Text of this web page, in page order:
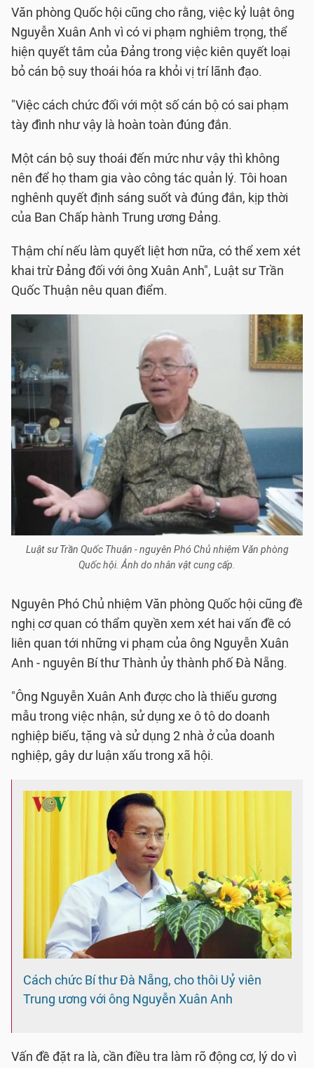
Văn phòng Quốc hội cũng cho rằng, việc kỷ luật ông
Nguyễn Xuân Anh vì có vi phạm nghiêm trọng, thể
hiện quyết tâm của Đảng trong việc kiên quyết loại
bỏ cán bộ suy thoái hóa ra khỏi vị trí lãnh đạo.
"Việc cách chức đối với một số cán bộ có sai phạm
tày đình như vậy là hoàn toàn đúng đắn.
Một cán bộ suy thoái đến mức như vậy thì không
nên để họ tham gia vào công tác quản lý. Tôi hoan
nghênh quyết định sáng suốt và đúng đắn, kịp thời
của Ban Chấp hành Trung ương Đảng.
Thậm chí nếu làm quyết liệt hơn nữa, có thể xem xét
khai trừ Đảng đối với ông Xuân Anh", Luật sư Trần
Quốc Thuận nêu quan điểm.
Luật sư Trần Quốc Thuận - nguyên Phó Chủ nhiệm Văn phòng
Quốc hội. Ảnh do nhân vật cung cấp.
Nguyên Phó Chủ nhiệm Văn phòng Quốc hội cũng đề
nghị cơ quan có thẩm quyền xem xét hai vấn đề có
liên quan tới những vi phạm của ông Nguyễn Xuân
Anh - nguyên Bí thư Thành ủy thành phố Đà Nẵng.
"Ông Nguyễn Xuân Anh được cho là thiếu gương
mẫu trong việc nhận, sử dụng xe ô tô do doanh
nghiệp biếu, tặng và sử dụng 2 nhà ở của doanh
nghiệp, gây dư luận xấu trong xã hội.
Cách chức Bí thư Đà Nẵng, cho thôi Uỷ viên
Trung ương với ông Nguyễn Xuân Anh
Vấn đề đặt ra là, cần điều tra làm rõ động cơ, lý do vì